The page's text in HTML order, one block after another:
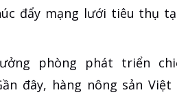
đẩy mạng lưới tiêu thụ
phòng phát triển
đây, hàng nông sản